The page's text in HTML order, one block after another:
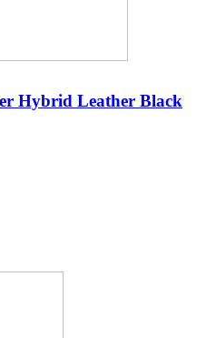
Hybrid Leather Black